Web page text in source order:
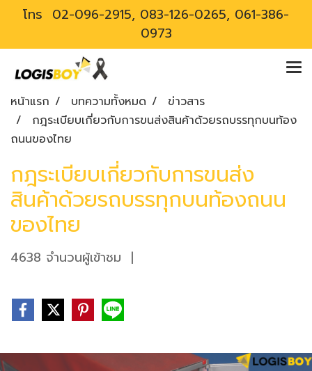
โทร 02-096-2915, 083-126-0265, 061-386-
0973
หน้าแรก บทความทั้งหมด
ข่าวสาร
กฎระเบียบเกี่ยวกับการขนส่งสินค้าด้วยรถบรรทุกบนท้อง
ถนนของไทย
กฎระเบียบเกี่ยวกับการขนส่ง
สินค้าด้วยรถบรรทุกบนท้องถนน
ของไทย
4638 จำนวนผู้เข้าชม |